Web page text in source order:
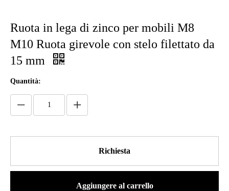
Ruota in lega di zinco per mobili M8
M10 Ruota girevole con stelo filettato da
15 mm
Quantità:
Richiesta
Aggiungere al carrello